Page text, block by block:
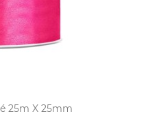
25m X 25mm